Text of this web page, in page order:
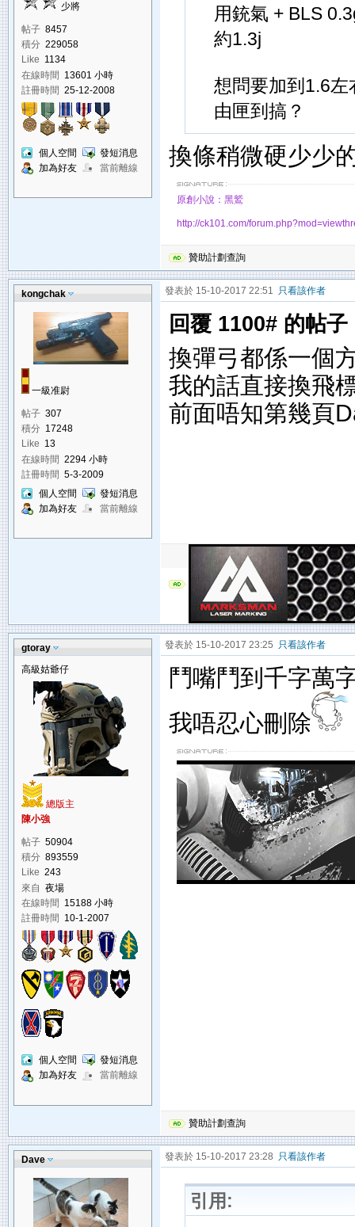
少將
帖子 8457
積分 229058
Like 1134
在線時間 13601 小時
註冊時間 25-12-2008
個人空間
發短消息
加為好友
當前離線
用銃氣 + BLS
約1.3j
想問要加到1.6
由匣到搞？
換條稍微硬少少
原創小說：黑鷲
http://ck101.com/
贊助計劃查詢
kongchak
一級准尉
帖子 307
積分 17248
Like 13
在線時間 2294 小時
註冊時間 5-3-2009
個人空間
發短消息
加為好友
當前離線
發表於 15-10-2017 22:51 只看該作者
回覆 1100# 的帖子
換彈弓都係一個
我的話直接換飛
前面唔知第幾頁
gtoray
高級姑爺仔
總版主
陳小強
帖子 50904
積分 893559
Like 243
來自 夜場
在線時間 15188 小時
註冊時間
10-1-2007
個人空間
發短消息
加為好友
當前離線
發表於 15-10-2017 23:25 只看該作者
鬥嘴鬥到千字萬
我唔忍心刪除
贊助計劃查詢
Dave 發表於 15-10-2017 23:28 只看該作者
引用: